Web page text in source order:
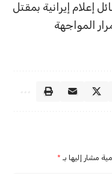
إعلام إيرانية بمقتل
المواجهة
مشار إليها بـ *